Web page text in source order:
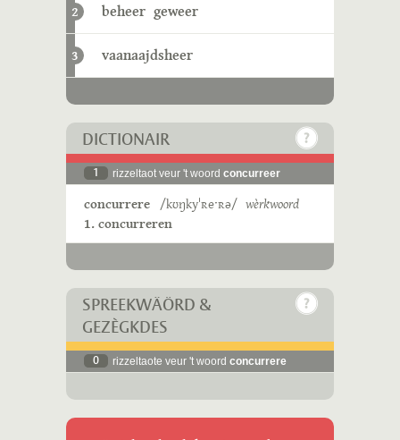
2 beheer geweer
3 vaanaajdsheer
DICTIONAIR
1 rizzeltaot veur 't woord concurreer
concurrere /kʊŋkyˈʀeˑʀə/ wèrkwoord
1. concurreren
SPREEKWÄÖRD &
GEZÈGKDES
0 rizzeltaote veur 't woord concurrere